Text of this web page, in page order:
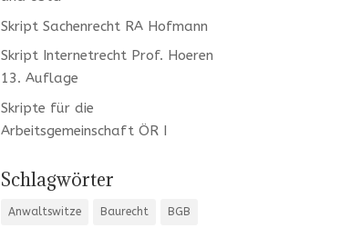
Skript Sachenrecht RA Hofmann
Skript Internetrecht Prof. Hoeren
13. Auflage
Skripte für die
Arbeitsgemeinschaft ÖR I
Schlagwörter
Anwaltswitze Baurecht BGB